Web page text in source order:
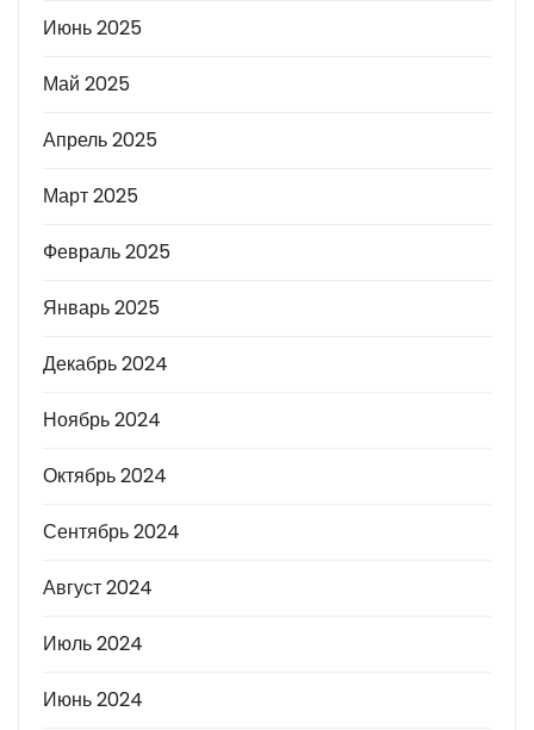
Июнь 2025
Май 2025
Апрель 2025
Март 2025
Февраль 2025
Январь 2025
Декабрь 2024
Ноябрь 2024
Октябрь 2024
Сентябрь 2024
Август 2024
Июль 2024
Июнь 2024